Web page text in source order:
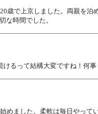
歳で上京しました。両親を
な時間でした。
るって結構大変ですね！何
めました。柔軟は毎日やっ